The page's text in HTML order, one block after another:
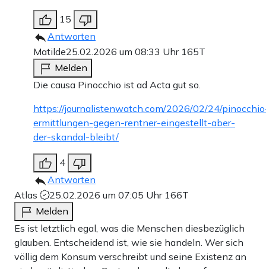
15
Antworten
Matilde25.02.2026 um 08:33 Uhr 165T
Melden
Die causa Pinocchio ist ad Acta gut so.
https://journalistenwatch.com/2026/02/24/
ermittlungen-gegen-rentner-eingestellt-aber-
der-skandal-bleibt/
4
Antworten
Atlas
25.02.2026 um 07:05 Uhr 166T
Melden
Es ist letztlich egal, was die Menschen diesbezüglich
glauben. Entscheidend ist, wie sie handeln. Wer sich
völlig dem Konsum verschreibt und seine Existenz an